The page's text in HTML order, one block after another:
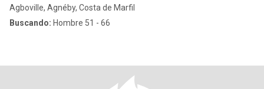
Agboville, Agnéby, Costa de Marfil
Buscando: Hombre 51 - 66